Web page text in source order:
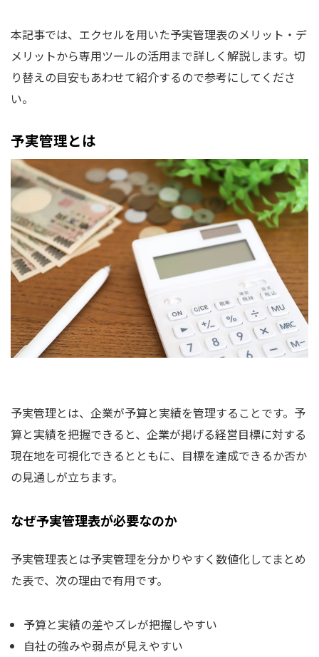
本記事では、エクセルを用いた予実管理表のメリット・デ
メリットから専用ツールの活用まで詳しく解説します。切
り替えの目安もあわせて紹介するので参考にしてくださ
い。
予実管理とは
予実管理とは、企業が予算と実績を管理することです。予
算と実績を把握できると、企業が掲げる経営目標に対する
現在地を可視化できるとともに、目標を達成できるか否か
の見通しが立ちます。
なぜ予実管理表が必要なのか
予実管理表とは予実管理を分かりやすく数値化してまとめ
た表で、次の理由で有用です。
予算と実績の差やズレが把握しやすい
自社の強みや弱点が見えやすい